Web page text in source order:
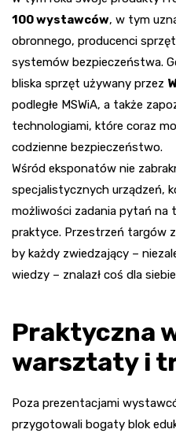
100 wystawców, w tym
obronnego, producenci
systemów bezpieczeństwa.
bliska sprzęt używany przez
podległe MSWiA, a także
technologiami, które coraz
codzienne bezpieczeństwo.
Wśród eksponatów nie
specjalistycznych urządzeń,
możliwości zadania pytań na
praktyce. Przestrzeń targów
by każdy zwiedzający –
wiedzy – znalazł coś dla
Praktyczna
warsztaty i
Poza prezentacjami
przygotowali bogaty blok